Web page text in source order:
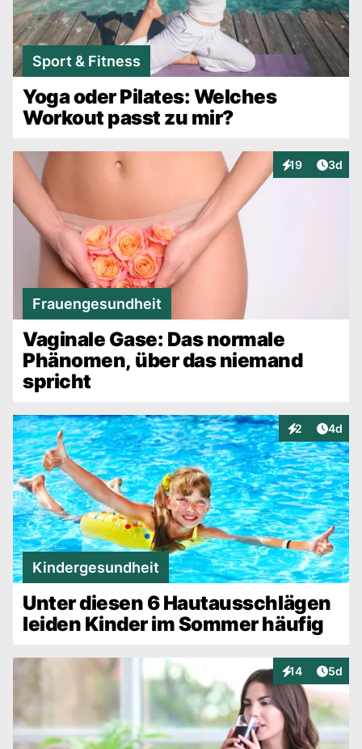
Sport & Fitness
Yoga oder Pilates: Welches
Workout passt zu mir?
19
Interaktionen
3d
Frauengesundheit
Vaginale Gase: Das normale
Phänomen, über das niemand
spricht
2
Interaktionen
4d
Kindergesundheit
Unter diesen 6 Hautausschlägen
leiden Kinder im Sommer häufig
14
Interaktionen
5d